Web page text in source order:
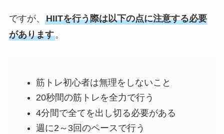
ですが、 HIITを行う際は以下の点に注意する必要
があります。
筋トレ初心者は無理をしないこと
20秒間の筋トレを全力で行う
4分間で全てを出し切る必要がある
週に2～3回のペースで行う